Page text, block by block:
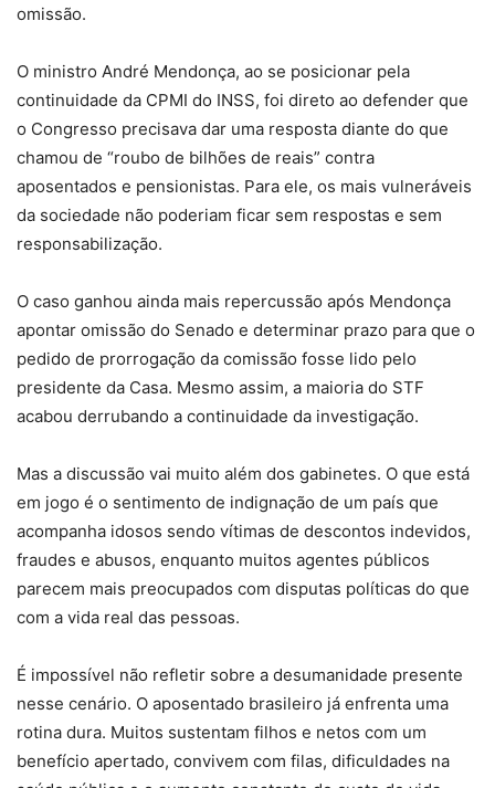
omissão.
O ministro André Mendonça, ao se posicionar pela
continuidade da CPMI do INSS, foi direto ao defender que
o Congresso precisava dar uma resposta diante do que
chamou de “roubo de bilhões de reais” contra
aposentados e pensionistas. Para ele, os mais vulneráveis
da sociedade não poderiam ficar sem respostas e sem
responsabilização.
O caso ganhou ainda mais repercussão após Mendonça
apontar omissão do Senado e determinar prazo para que o
pedido de prorrogação da comissão fosse lido pelo
presidente da Casa. Mesmo assim, a maioria do STF
acabou derrubando a continuidade da investigação.
Mas a discussão vai muito além dos gabinetes. O que está
em jogo é o sentimento de indignação de um país que
acompanha idosos sendo vítimas de descontos indevidos,
fraudes e abusos, enquanto muitos agentes públicos
parecem mais preocupados com disputas políticas do que
com a vida real das pessoas.
É impossível não refletir sobre a desumanidade presente
nesse cenário. O aposentado brasileiro já enfrenta uma
rotina dura. Muitos sustentam filhos e netos com um
benefício apertado, convivem com filas, dificuldades na